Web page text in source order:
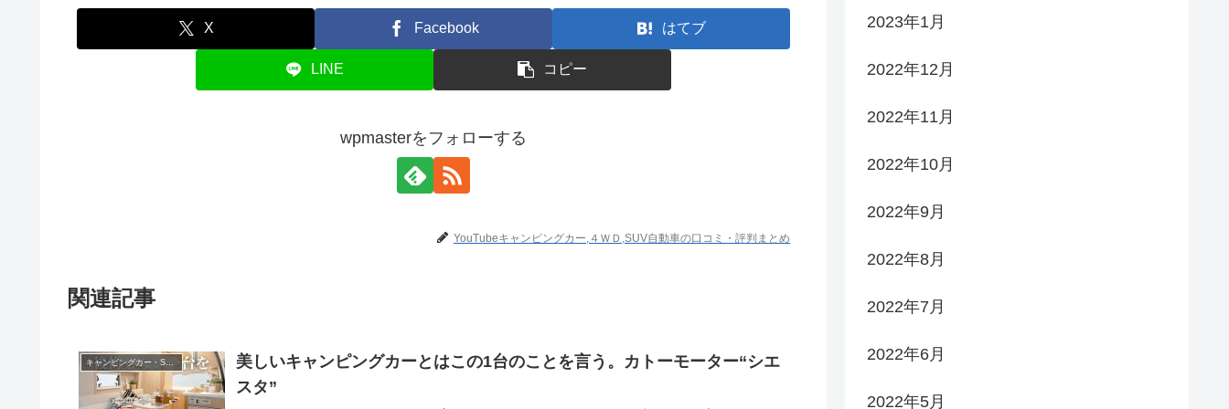
X Facebook はてブ
LINE コピー
wpmasterをフォローする
YouTubeキャンピングカー,４ＷＤ,SUV自動車の口コミ・評判まとめ
関連記事
キャンピングカー・SUV人気車種
美しいキャンピングカーとはこの1台のことを言う。カトーモーター“シエ
スタ”
2023年1月
2022年12月
2022年11月
2022年10月
2022年9月
2022年8月
2022年7月
2022年6月
2022年5月